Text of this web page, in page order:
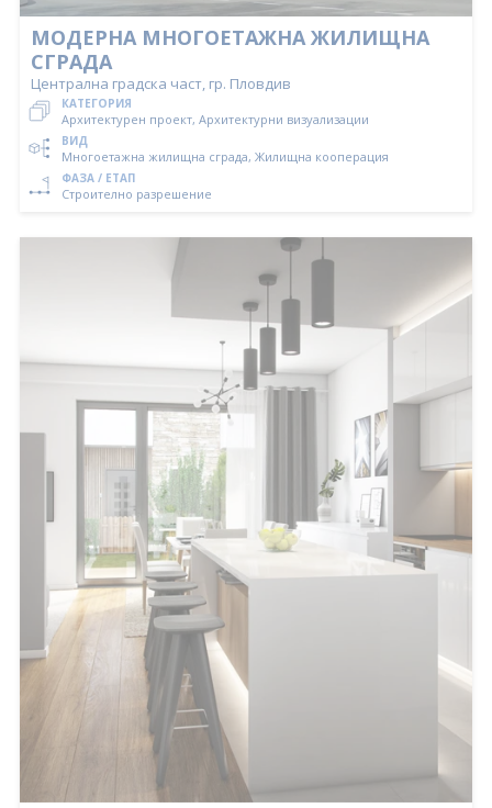
МОДЕРНА МНОГОЕТАЖНА ЖИЛИЩНА
СГРАДА
Централна градска част, гр. Пловдив
КАТЕГОРИЯ
Архитектурен проект, Архитектурни визуализации
ВИД
Многоетажна жилищна сграда, Жилищна кооперация
ФАЗА / ЕТАП
Строително разрешение